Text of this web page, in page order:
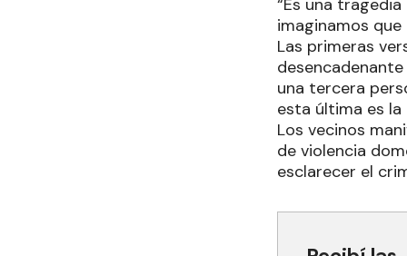
“Es una
imaginamos
Las primeras
una tercera
esta última es
Los vecinos
de violencia
esclarecer el